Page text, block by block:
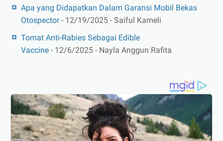
Apa yang Didapatkan Dalam Garansi Mobil Bekas
Otospector- 12/19/2025 - Saiful Kameli
Tomat Anti-Rabies Sebagai Edible
Vaccine - 12/6/2025 - Nayla Anggun Rafita